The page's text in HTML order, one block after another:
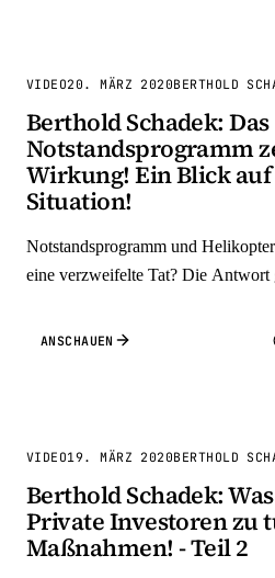
VIDEO20. MÄRZ 2020BERTHOLD
Berthold Schadek: Das
Notstandsprogramm
Wirkung! Ein Blick
Situation!
Notstandsprogramm und
eine verzweifelte Tat? Die Antwort
ANSCHAUEN
VIDEO19. MÄRZ 2020BERTHOLD
Berthold Schadek:
Private Investoren zu
Maßnahmen! - Teil 2